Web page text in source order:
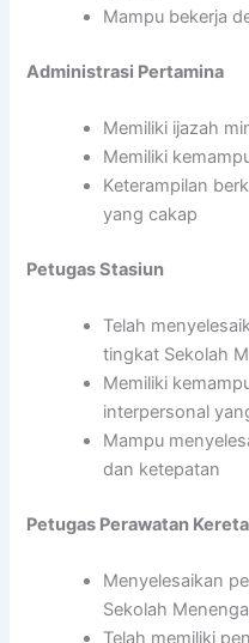
Mampu bekerja
Administrasi Pertamina
Memiliki ijazah
Memiliki
Keterampilan
yang cakap
Petugas Stasiun
Telah
tingkat Sekolah
Memiliki
interpersonal
Mampu
dan ketepatan
Petugas Perawatan Kereta
Menyelesaikan
Sekolah
Telah memiliki